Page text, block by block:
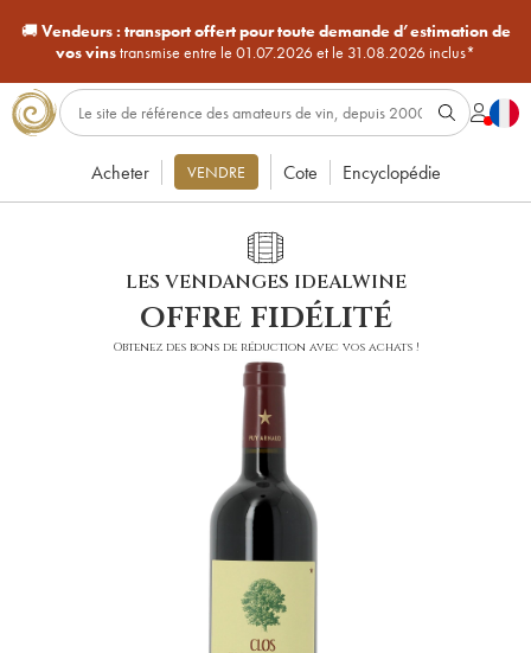
🚚Vendeurs : transport offert pour toute demande d’estimation de
vos vinstransmise entre le 01.07.2026 et le 31.08.2026 inclus*
Acheter VENDRE Cote Encyclopédie
LES VENDANGES IDEALWINE
offre fidélité
Obtenez des bons de réduction avec vos achats !